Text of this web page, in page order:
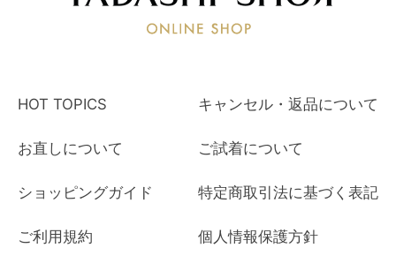
HOT TOPICS キャンセル・返品について
お直しについて ご試着について
ショッピングガイド 特定商取引法に基づく表記
ご利用規約 個人情報保護方針